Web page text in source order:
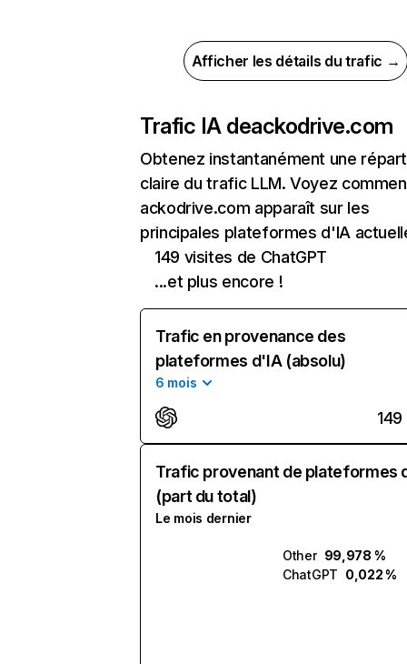
Afficher les détails du trafic →
Trafic IA deackodrive.com
Obtenez instantanément une
claire du trafic LLM. Voyez
ackodrive.com apparaît sur les
principales plateformes d'IA
149 visites de ChatGPT
...et plus encore !
Trafic en provenance des
plateformes d'IA (absolu)
6 mois
149
Trafic provenant de plateformes
(part du total)
Le mois dernier
Other 99,978 %
ChatGPT 0,022 %